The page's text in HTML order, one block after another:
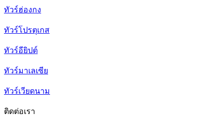
ทัวร์ฮ่องกง
ทัวร์โปรตุเกส
ทัวร์อียิปต์
ทัวร์มาเลเซีย
ทัวร์เวียดนาม
ติดต่อเรา